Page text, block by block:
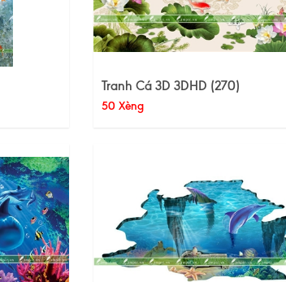
Tranh Cá 3D 3DHD (270)
50 Xèng